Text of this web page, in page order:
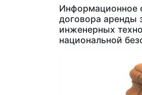
Информационное
договора аренды
инженерных
национальной